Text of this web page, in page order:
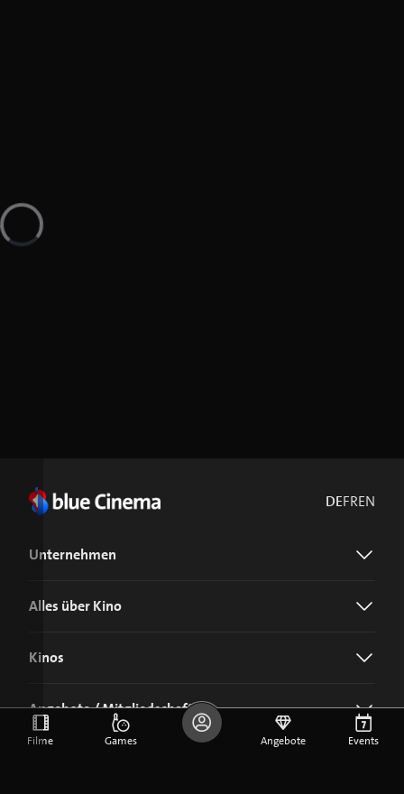
DEFREN
Unternehmen
Alles über Kino
Kinos
Angebote / Mitgliedschaft
Filme Games Angebote Events